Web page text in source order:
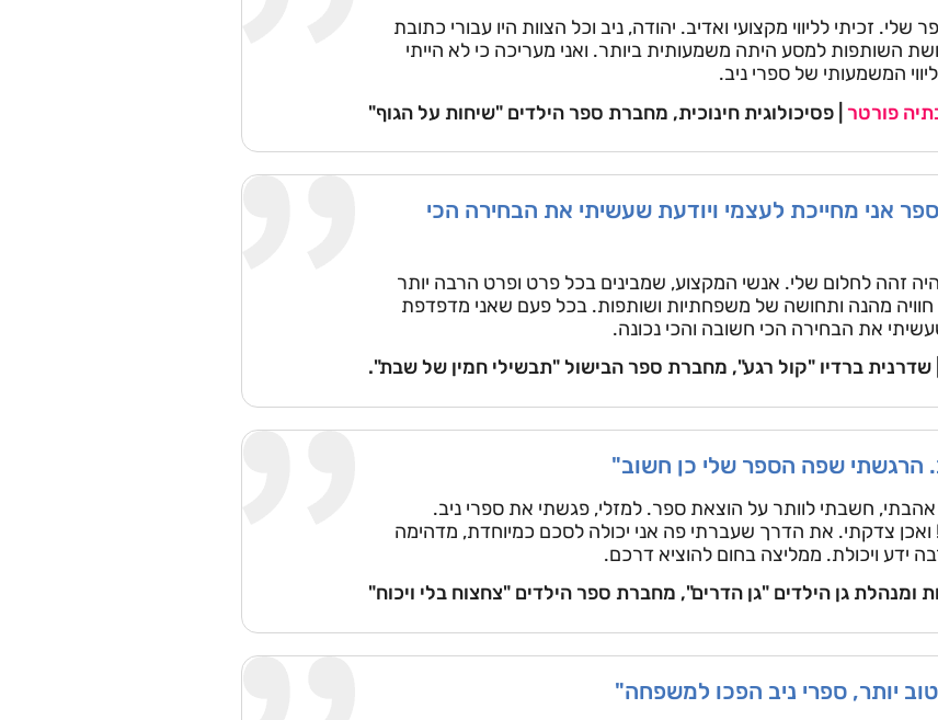
זכיתי לליווי מקצועי ואדיב. יהודה, ניב וכל הצוות היו עבורי כתובת
השותפות למסע היתה משמעותית ביותר. ואני מעריכה כי לא הייתי
המשמעותי של ספרי ניב.
פורטר| פסיכולוגית חינוכית, מחברת ספר הילדים "שיחות על הגוף"
אני מחייכת לעצמי ויודעת שעשיתי את הבחירה הכי
זהה לחלום שלי. אנשי המקצוע, שמבינים בכל פרט ופרט הרבה יותר
חוויה מהנה ותחושה של משפחתיות ושותפות. בכל פעם שאני מדפדפת
את הבחירה הכי חשובה והכי נכונה.
ברדיו "קול רגע", מחברת ספר הבישול "תבשילי חמין של שבת".
הרגשתי שפה הספר שלי כן חשוב"
חשבתי לוותר על הוצאת ספר. למזלי, פגשתי את ספרי ניב.
צדקתי. את הדרך שעברתי פה אני יכולה לסכם כמיוחדת, מדהימה
ידע ויכולת. ממליצה בחום להוציא דרכם.
גן הילדים "גן הדרים", מחברת ספר הילדים "צחצוח בלי ויכוח"
יותר, ספרי ניב הפכו למשפחה"